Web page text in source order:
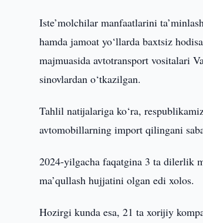
Iste’molchilar manfaatlarini
hamda jamoat yo‘llarda baxtsiz
majmuasida avtotransport vositalari
sinovlardan o‘tkazilgan.
Tahlil natijalariga ko‘ra,
avtomobillarning import qilingani
2024-yilgacha faqatgina 3 ta dilerlik
ma’qullash hujjatini olgan edi xolos.
Hozirgi kunda esa, 21 ta xorijiy